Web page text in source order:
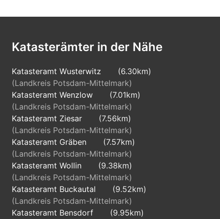
Katasterämter in der Nähe
Katasteramt Wusterwitz
(6.30km)
(Landkreis Potsdam-Mittelmark)
Katasteramt Wenzlow
(7.01km)
(Landkreis Potsdam-Mittelmark)
Katasteramt Ziesar
(7.56km)
(Landkreis Potsdam-Mittelmark)
Katasteramt Gräben
(7.57km)
(Landkreis Potsdam-Mittelmark)
Katasteramt Wollin
(9.38km)
(Landkreis Potsdam-Mittelmark)
Katasteramt Buckautal
(9.52km)
(Landkreis Potsdam-Mittelmark)
Katasteramt Bensdorf
(9.95km)